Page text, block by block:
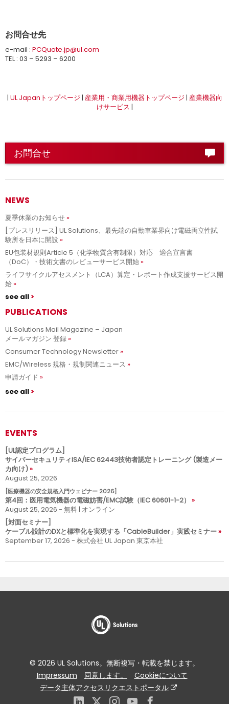
お問合せ先
e-mail : PCQuote.jp@ul.com
TEL : 03 – 5293 – 6200
| UL Japanトップページ | 産業用・商業用機器トップページ | 産業機器向
けサービス |
お問合せ
NEWS
夏季休業のお知らせ
[プレスリリース] UL Solutions、最先端の自動車業界向け電磁両立性試
験所を日本に開設
EU包装材規則Article 5（化学物質含有制限）対応 適合宣言書
（DoC）・技術文書のレビューサービス開始
ライフサイクルアセスメント（LCA）算定・レポート作成支援サービス開
始
see all
PUBLICATIONS
UL Solutions Mail Magazine – Japan
メールマガジン 登録
Consumer Technology Newsletter
EMC/Wireless 規格・規制関連ニュース
申請ガイド
see all
EVENTS
[UL認定プログラム]
サイバーセキュリティISA/IEC 62443技術者認定トレーニング (製造メー
カ向け)
August 25, 2026
[医療機器の安全規格入門ウェビナー 2026]
第4回：医用電気機器の電磁妨害/EMC試験（IEC 60601-1-2）
August 25, 2026 - 無料 | オンライン
[対面セミナー]
ケーブル設計のDXと標準化を実現する「CableBuilder」実践セミナー
September 17, 2026 - 株式会社 UL Japan 東京本社
© 2026 UL Solutions。無断複写・転載を禁じます。
Impressum
同意します。
Cookieについて
データ主体アクセスリクエストポータル